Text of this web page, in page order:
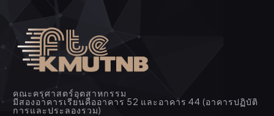
คณะครุศาสตร์อุตสาหกรรม
มีสองอาคารเรียนคืออาคาร 52 และอาคาร 44 (อาคารปฏิบัติ
การและประลองรวม)